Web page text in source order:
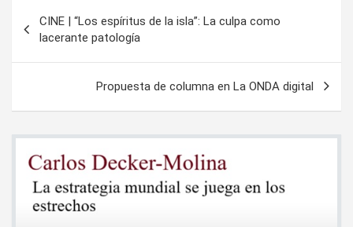
de
entradas
CINE | “Los espíritus de la isla”: La culpa como
lacerante patología
Propuesta de columna en La ONDA digital